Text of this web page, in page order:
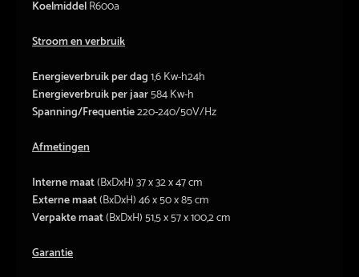
KoelmiddelR600a
Stroom en verbruik
Energieverbruik per dag1,6 Kw-h24h
Energieverbruik per jaar584 Kw-h
Spanning/Frequentie220-240/50V/Hz
Afmetingen
Interne maat(BxDxH) 37 x 32 x 47 cm
Externe maat(BxDxH) 46 x 50 x 85 cm
Verpakte maat(BxDxH) 51,5 x 57 x 100,2 cm
Garantie